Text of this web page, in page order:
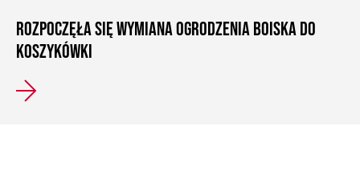
ROZPOCZĘŁA SIĘ WYMIANA OGRODZENIA BOISKA DO
KOSZYKÓWKI